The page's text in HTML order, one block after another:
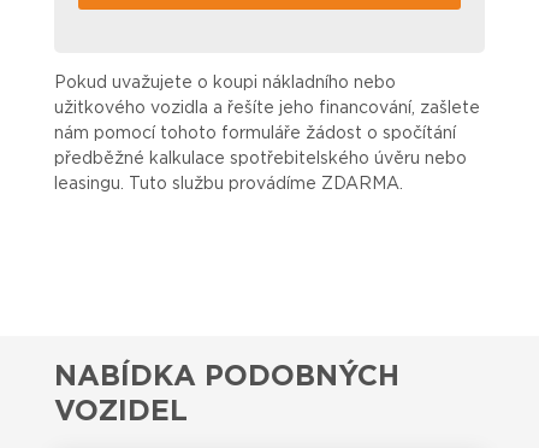
Pokud uvažujete o koupi nákladního nebo
užitkového vozidla a řešíte jeho financování, zašlete
nám pomocí tohoto formuláře žádost o spočítání
předběžné kalkulace spotřebitelského úvěru nebo
leasingu. Tuto službu provádíme ZDARMA.
NABÍDKA PODOBNÝCH
VOZIDEL